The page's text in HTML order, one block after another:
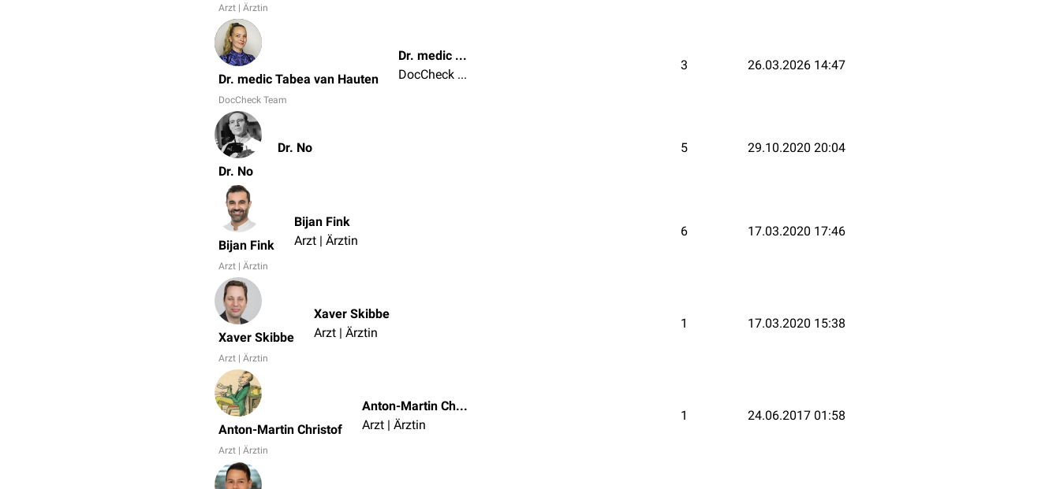
Arzt | Ärztin
Dr. medic Tabea van Hauten
DocCheck Team
Dr. medic Tabea van Hauten
DocCheck Team
3 26.03.2026 14:47
Dr. No
Dr. No 5 29.10.2020 20:04
Bijan Fink
Arzt | Ärztin
Bijan Fink
Arzt | Ärztin
6 17.03.2020 17:46
Xaver Skibbe
Arzt | Ärztin
Xaver Skibbe
Arzt | Ärztin
1 17.03.2020 15:38
Anton-Martin Christof
Arzt | Ärztin
Anton-Martin Christof
Arzt | Ärztin
1 24.06.2017 01:58